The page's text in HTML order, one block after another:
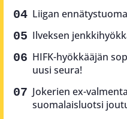
Liigan
Ilveksen
HIFK-hyökkääjän
uusi seura!
Jokerien ex-
suomalaisluotsi